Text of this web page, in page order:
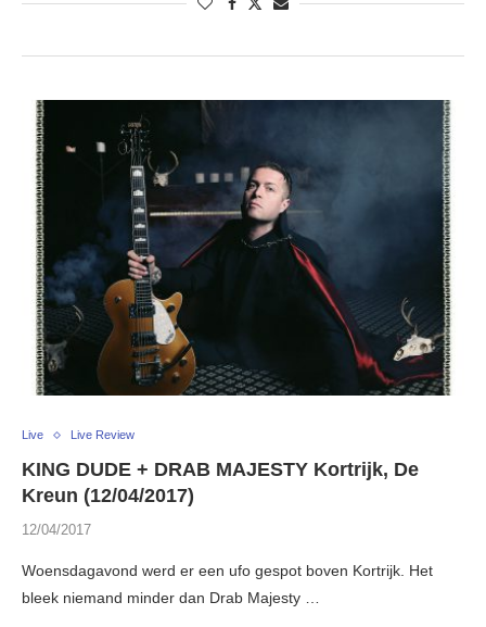
Live Live Review
KING DUDE + DRAB MAJESTY Kortrijk, De
Kreun (12/04/2017)
12/04/2017
Woensdagavond werd er een ufo gespot boven Kortrijk. Het
bleek niemand minder dan Drab Majesty …